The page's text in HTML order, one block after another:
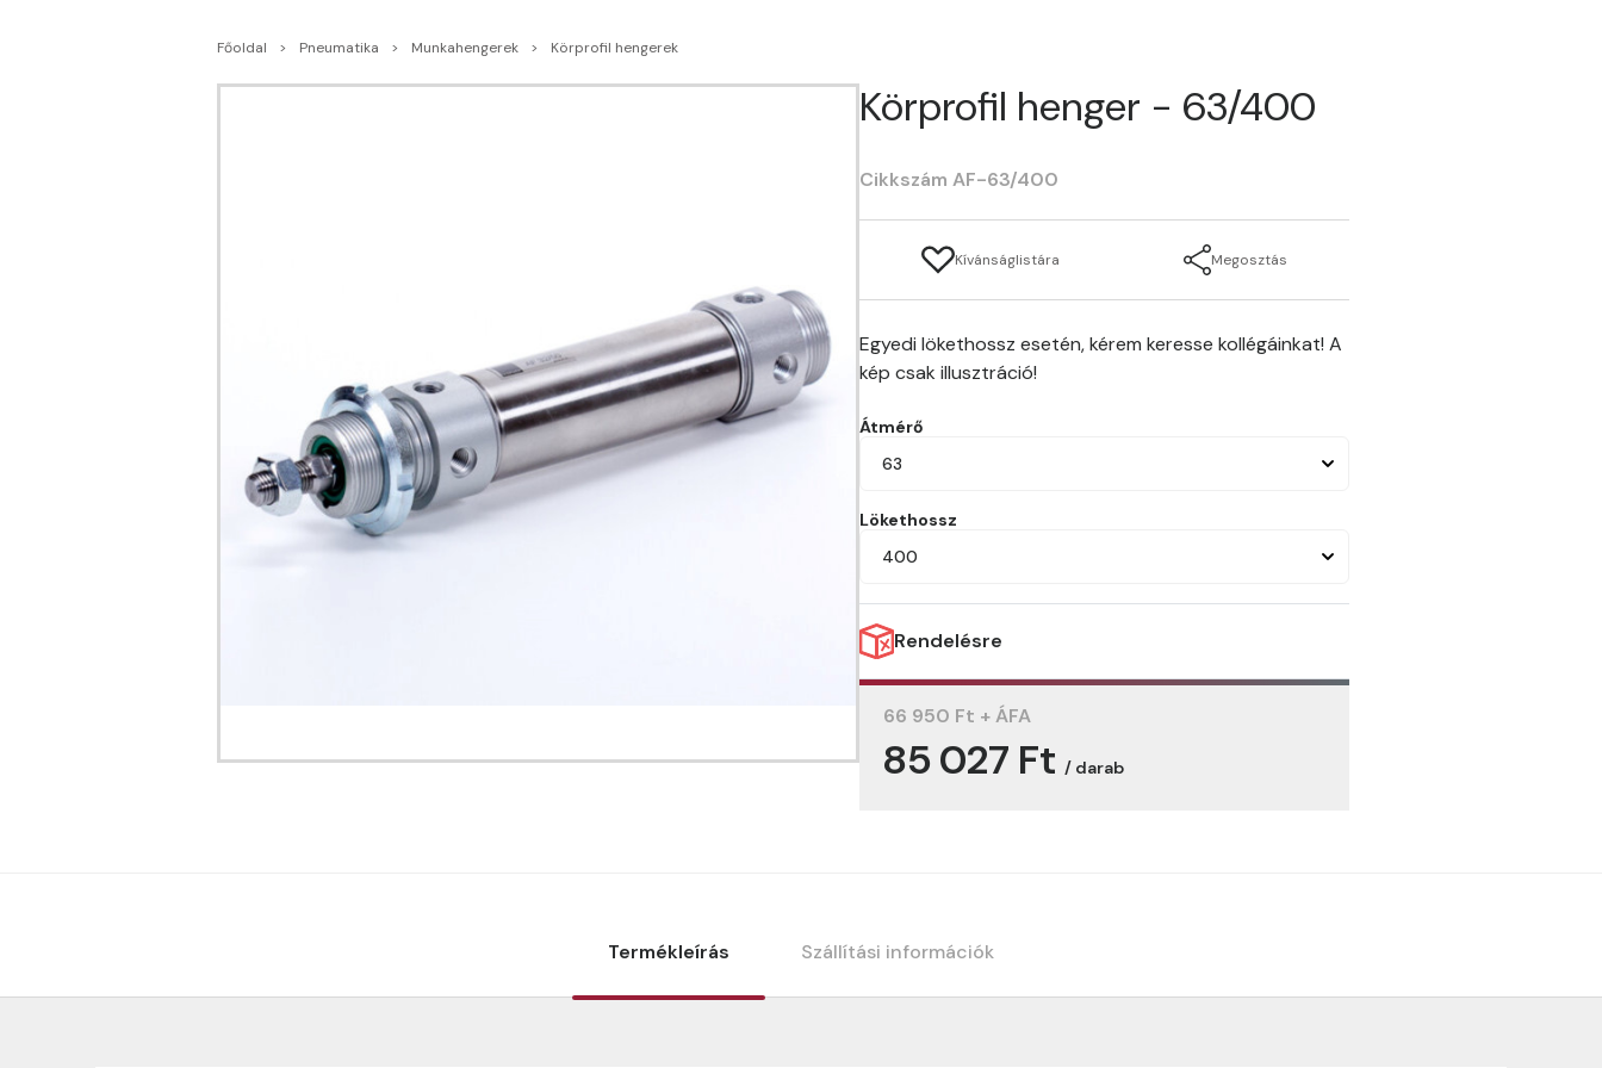
Főoldal Pneumatika Munkahengerek Körprofil hengerek
Körprofil henger - 63/400
Cikkszám AF-63/400
Kívánságlistára Megosztás
Egyedi lökethossz esetén, kérem keresse kollégáinkat! A
kép csak illusztráció!
Átmérő
63
Lökethossz
400
Rendelésre
66 950 Ft + ÁFA
85 027 Ft / darab
Termékleírás Szállítási információk